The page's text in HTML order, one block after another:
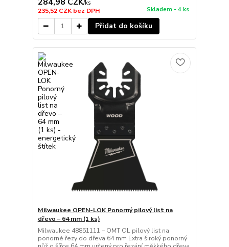
/ks
235,52 CZKbez DPH Skladem - 4 ks
Přidat do košíku
Milwaukee OPEN-LOK Ponorný pilový list na
dřevo – 64 mm (1 ks)
Milwaukee 48851111 – OMT OL pilový list na
ponorné řezy do dřeva 64 mm Extra široký ponorný